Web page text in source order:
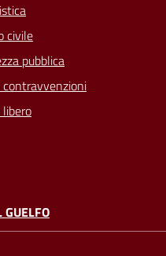
civile
pubblica
contravvenzioni
GUELFO